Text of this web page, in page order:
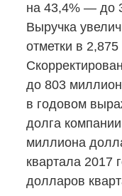
на 43,4% — до
Выручка
отметки в
до 803
в годовом
долга
миллиона
квартала 2017
долларов